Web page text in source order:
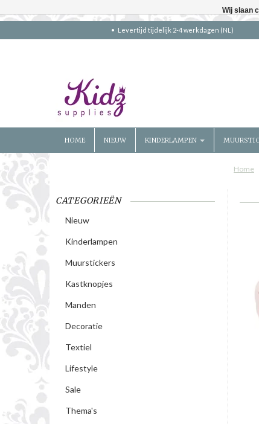
Levertijd tijdelijk 2-4 werkdagen (NL)
HOME NIEUW KINDERLAMPEN
Home
CATEGORIEËN
Nieuw
Kinderlampen
Muurstickers
Kastknopjes
Manden
Decoratie
Textiel
Lifestyle
Sale
Thema's
Wij slaan